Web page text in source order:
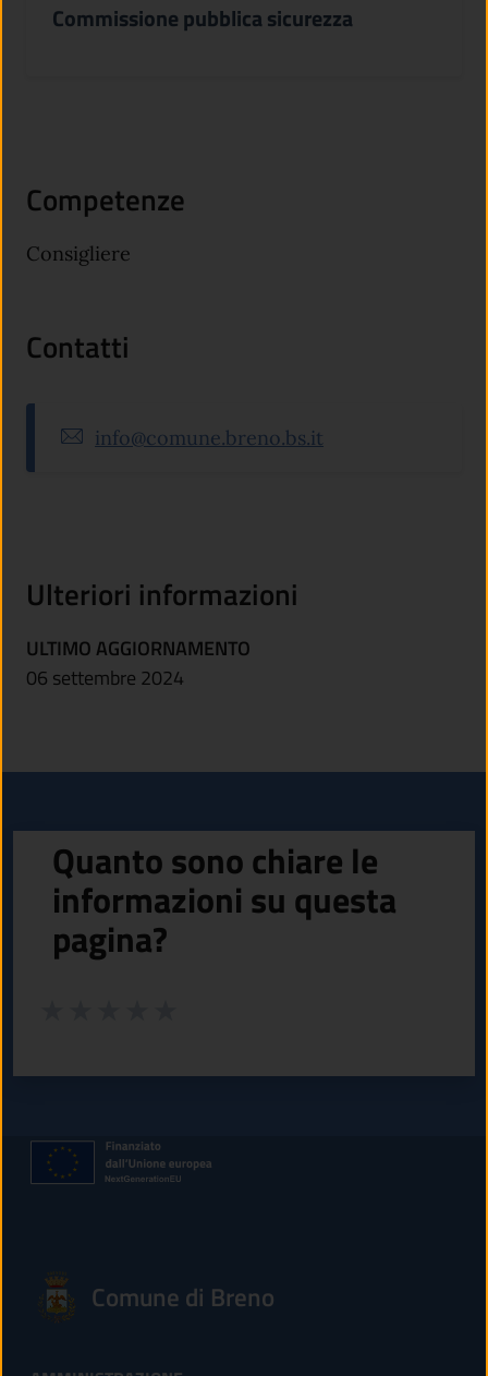
Commissione pubblica sicurezza
Competenze
Consigliere
Contatti
info@comune.breno.bs.it
Ulteriori informazioni
ULTIMO AGGIORNAMENTO
06 settembre 2024
Quanto sono chiare le
informazioni su questa
pagina?
Comune di Breno